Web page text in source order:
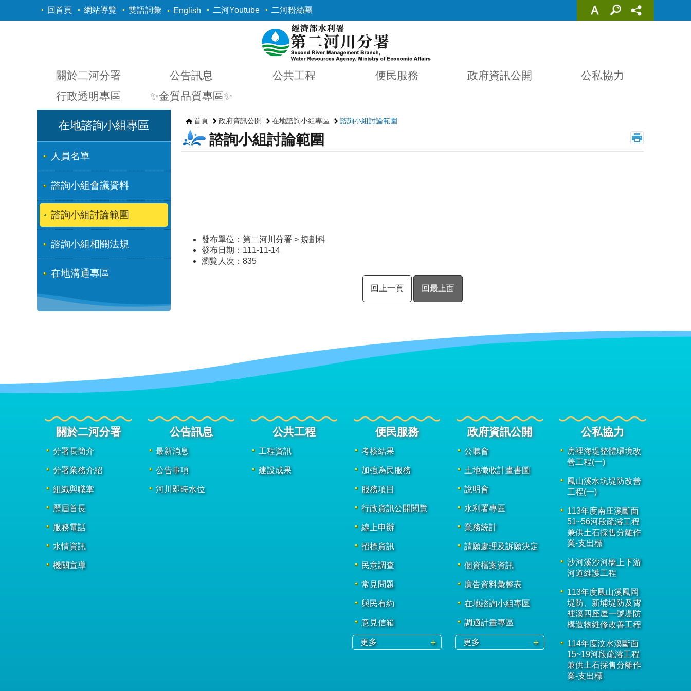
跳到主要內容區塊
回首頁 網站導覽 雙語詞彙 English 二河Youtube 二河粉絲團
關於二河分署 公告訊息 公共工程 便民服務 政府資訊公開
公私協力
行政透明專區
✨金質品質專區✨
在地諮詢小組專區
人員名單
諮詢小組會議資料
諮詢小組討論範圍
諮詢小組相關法規
在地溝通專區
首頁 政府資訊公開 在地諮詢小組專區 諮詢小組討論範圍
諮詢小組討論範圍
發布單位：第二河川分署 > 規劃科
發布日期：111-11-14
瀏覽人次： 835
回上一頁 回最上面
關於二河分署
分署長簡介
分署業務介紹
組織與職掌
歷屆首長
服務電話
水情資訊
機關宣導
公告訊息
最新消息
公告事項
河川即時水位
公共工程
工程資訊
建設成果
便民服務
考核結果
加強為民服務
服務項目
行政資訊公開閱覽
線上申辦
招標資訊
民意調查
常見問題
與民有約
意見信箱
更多
政府資訊公開
公聽會
土地徵收計畫書圖
說明會
水利署專區
業務統計
請願處理及訴願決定
個資檔案資訊
廣告資料彙整表
在地諮詢小組專區
調適計畫專區
更多
公私協力
房裡海堤整體環境改
善工程(一)
鳳山溪水坑堤防改善
工程(一)
113年度南庄溪斷面
51~56河段疏濬工程
兼供土石採售分離作
業-支出標
沙河溪沙河橋上下游
河道維護工程
113年度鳳山溪鳳岡
堤防、新埔堤防及霄
裡溪四座屋一號堤防
構造物維修改善工程
114年度汶水溪斷面
15~19河段疏濬工程
兼供土石採售分離作
業-支出標